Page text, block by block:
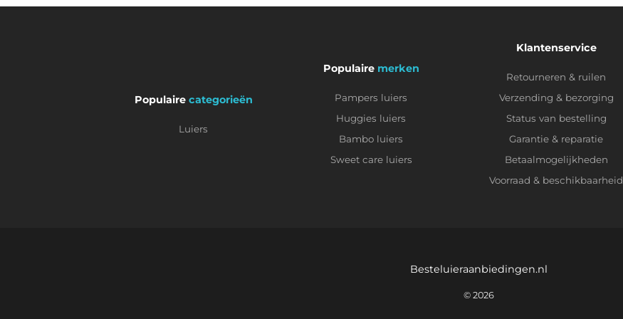
Populaire categorieën
Luiers
Populaire merken
Pampers luiers
Huggies luiers
Bambo luiers
Sweet care luiers
Klantenservice
Retourneren & ruilen
Verzending & bezorging
Status van bestelling
Garantie & reparatie
Betaalmogelijkheden
Voorraad & beschikbaarheid
Besteluieraanbiedingen.nl
© 2026